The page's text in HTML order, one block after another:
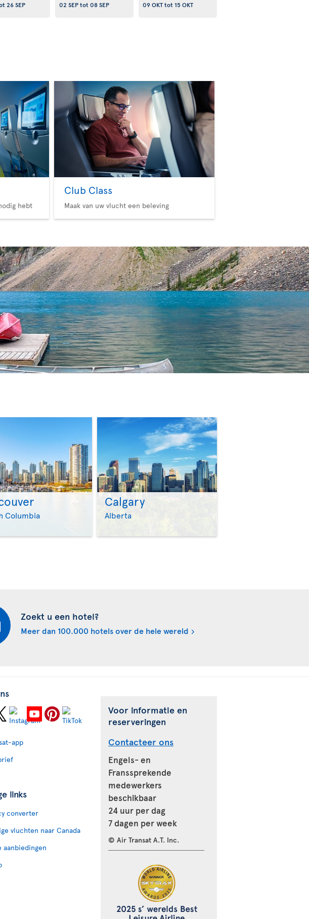
26 SEP
02 SEPtot 08 SEP
09 OKTtot 15 OKT
hebt
Club Class
Maak van uw vlucht een beleving
Columbia >
Calgary
Alberta
Zoekt u een hotel?
Meer dan 100.000 hotels over de hele wereld
app
links
converter
vluchten naar Canada
aanbiedingen
Voor informatie en
reserveringen
Contacteer ons
Engels- en
Franssprekende
medewerkers
beschikbaar
24 uur per dag
7 dagen per week
© Air Transat A.T. Inc.